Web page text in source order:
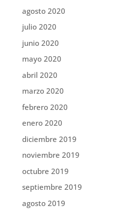
agosto 2020
julio 2020
junio 2020
mayo 2020
abril 2020
marzo 2020
febrero 2020
enero 2020
diciembre 2019
noviembre 2019
octubre 2019
septiembre 2019
agosto 2019